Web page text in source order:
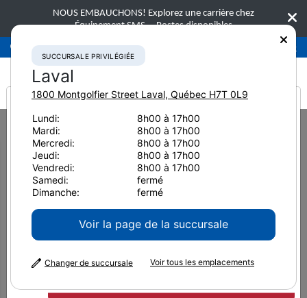
NOUS EMBAUCHONS! Explorez une carrière chez
Équipement SMS. Postes disponibles
Succursale privilégiéeLaval 450-781-9600
Home Nouvelles et ressources Article de presse
La technologie de capture du carbone est sur le point de devenir une
arme clé contre les changements
La technologie de capture du
carbone est sur le point de
devenir une arme clé contre
les changements climatiques
It looks like you are
from America
SUCCURSALE PRIVILÉGIÉE
Laval
1800 Montgolfier Street Laval, Québec H7T 0L9
Lundi:
8h00 à 17h00
Mardi:
8h00 à 17h00
Mercredi:
8h00 à 17h00
Jeudi:
8h00 à 17h00
Vendredi:
8h00 à 17h00
Samedi:
fermé
Dimanche:
fermé
Voir la page de la succursale
Changer de succursale Voir tous les emplacements